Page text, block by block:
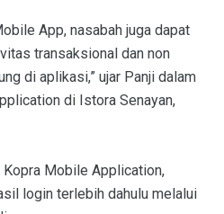
App, nasabah juga dapat
transaksional dan non
di aplikasi,” ujar Panji dalam
di Istora Senayan,
Kopra Mobile Application,
login terlebih dahulu melalui